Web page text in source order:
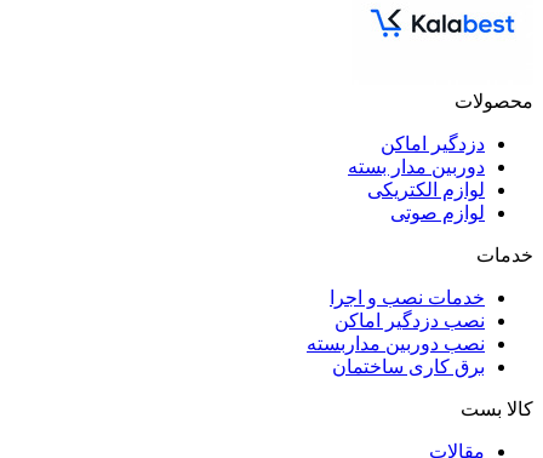
محصولات
دزدگیر اماکن
دوربین مدار بسته
لوازم الکتریکی
لوازم صوتی
خدمات
خدمات نصب و اجرا
نصب دزدگیر اماکن
نصب دوربین مداربسته
برق کاری ساختمان
کالا بست
مقالات